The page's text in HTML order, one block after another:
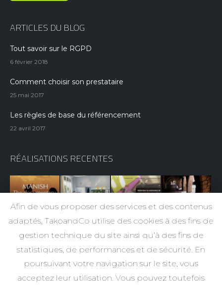
ARTICLES DU BLOG
Tout savoir sur le RGPD
6 février 2018
Comment choisir son prestataire
25 mai 2017
Les règles de base du référencement
22 avril 2017
RÉALISATIONS RECENTES
Afin de vous proposer des services et des contenus
adaptés, TakoandCo utilise des cookies à des fins de
gestion technique du site ainsi qu’à des fins de
statistiques, de performances et de sécurité. En
poursuivant votre navigation sur le site, vous
acceptez leur utilisation. Vous pouvez toutefois